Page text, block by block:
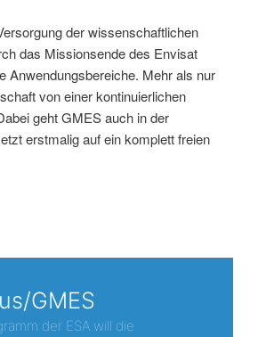
der wissenschaftlichen
das Missionsende des Envisat
Anwendungsbereiche. Mehr als nur
von einer kontinuierlichen
geht GMES auch in der
erstmalig auf ein komplett freien